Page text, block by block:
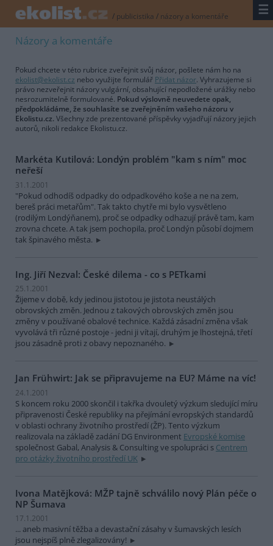
/ publicistika / názory a komentáře ☰
Názory a komentáře
Pokud chcete v této rubrice zveřejnit svůj názor, pošlete nám ho na
ekolist@ekolist.cz nebo využijte formulář Přidat názor. Vyhrazujeme si
právo nezveřejnit názory vulgární, obsahující nepodložené urážky nebo
nesrozumitelně formulované. Pokud výslovně neuvedete opak,
předpokládáme, že souhlasíte se zveřejněním vašeho názoru v
Ekolistu.cz. Všechny zde prezentované příspěvky vyjadřují názory jejich
autorů, nikoli redakce Ekolistu.cz.
Markéta Kutilová: Londýn problém "kam s ním" moc
neřeší
31.1.2001
"Pokud odhodíš odpadky do odpadkového koše a ne na zem,
bereš práci metařům". Tak takto chytře mi bylo vysvětleno
(rodilým Londýňanem), proč se odpadky odhazují právě tam, kam
zrovna chcete. A tak jsem pochopila, proč Londýn působí dojmem
tak špinavého města.
Ing. Jiří Nezval: České dilema - co s PETkami
25.1.2001
Žijeme v době, kdy jedinou jistotou je jistota neustálých
obrovských změn. Jednou z takových obrovských změn jsou
změny v používané obalové technice. Každá zásadní změna však
vyvolává tři různé postoje - jedni ji vítají, druhým je lhostejná, třetí
jsou zásadně proti z obavy nepoznaného.
Jan Frühwirt: Jak se připravujeme na EU? Máme na víc!
24.1.2001
S koncem roku 2000 skončil i takřka dvouletý výzkum sledující míru
připravenosti České republiky na přejímání evropských standardů
v oblasti ochrany životního prostředí (ŽP). Tento výzkum
realizovala na základě zadání DG Environment Evropské komise
společnost Gabal, Analysis & Consulting ve spolupráci s Centrem
pro otázky životního prostředí UK
Ivona Matějková: MŽP tajně schválilo nový Plán péče o
NP Šumava
17.1.2001
... aneb masivní těžba a devastační zásahy v šumavských lesích
jsou nejspíš plně zlegalizovány!